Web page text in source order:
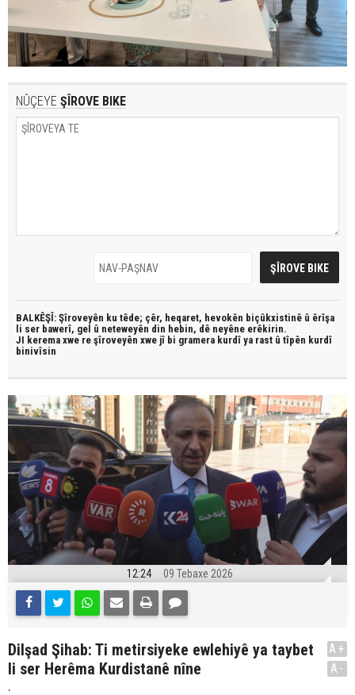
NÛÇEYE ŞÎROVE BIKE
BALKÊŞÎ: Şîroveyên ku têde; çêr, heqaret, hevokên biçûkxistinê û êrîşa
li ser bawerî, gel û neteweyên din hebin, dê neyêne erêkirin.
JI kerema xwe re şîroveyên xwe jî bi gramera kurdî ya rast û tîpên kurdî
binivîsin
12:24 09 Tebaxe 2026
Dilşad Şihab: Ti metirsiyeke ewlehiyê ya taybet
li ser Herêma Kurdistanê nîne
.
A+
A-